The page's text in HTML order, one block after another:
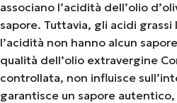
associano l’acidità dell’olio
sapore. Tuttavia, gli acidi
l’acidità non hanno alcun
qualità dell’olio extravergine
controllata, non influisce
garantisce un sapore